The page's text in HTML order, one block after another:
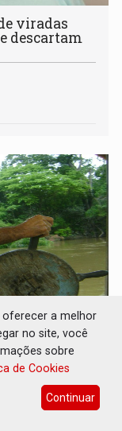
viradas
descartam
oferecer a melhor
no site, você
sobre
de Cookies
Continuar